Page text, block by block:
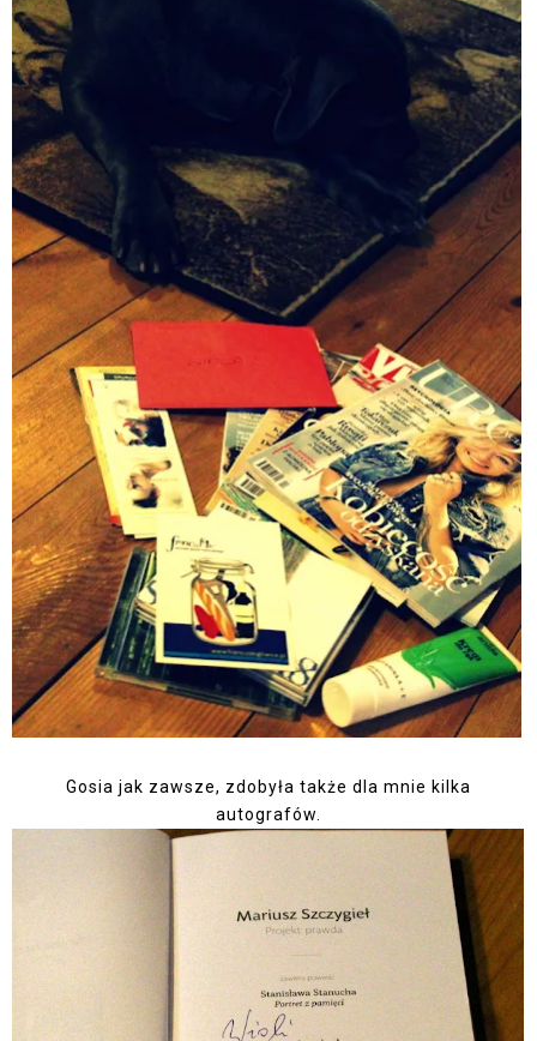
Gosia jak zawsze, zdobyła także dla mnie kilka
autografów.